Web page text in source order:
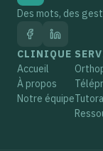
Des mots, des
CLINIQUE
Accueil
À propos
Notre équipe